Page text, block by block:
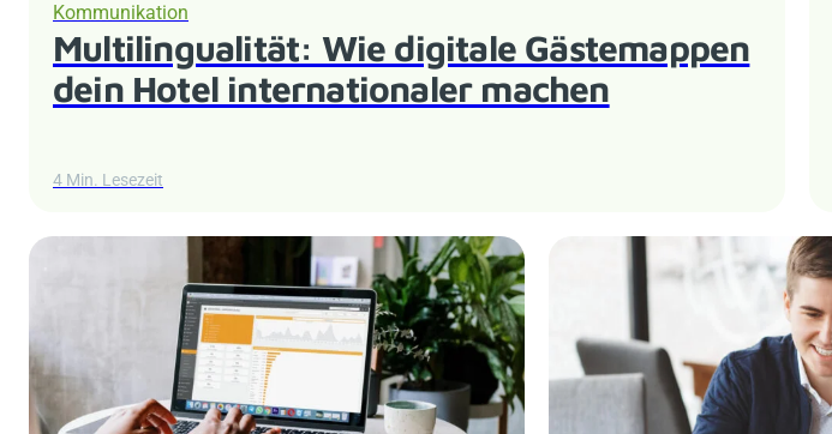
Kommunikation
Multilingualität: Wie digitale Gästemappen
dein Hotel internationaler machen
4 Min. Lesezeit